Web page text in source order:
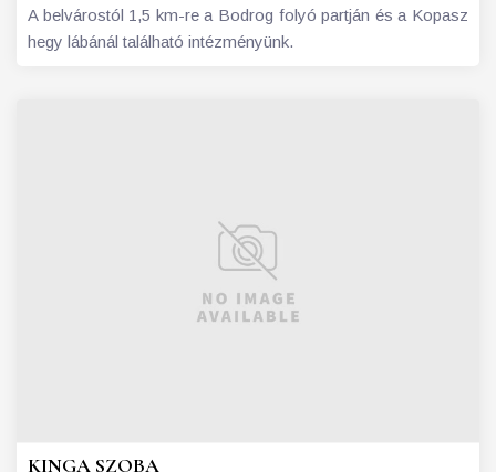
A belvárostól 1,5 km-re a Bodrog folyó partján és a Kopasz
hegy lábánál található intézményünk.
KINGA SZOBA